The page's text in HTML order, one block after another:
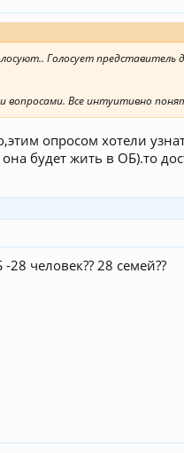
Голосует представитель
вопросами. Все интуитивно
опросом хотели
будет жить в ОБ).то
человек?? 28 семей??